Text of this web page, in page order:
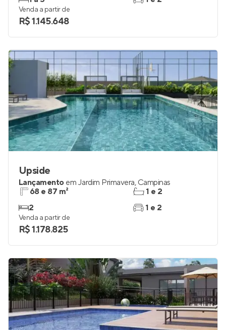
Venda a partir de
R$ 1.145.648
Upside
Lançamento em Jardim Primavera, Campinas
68 e 87 m²
2
1 e 2
1 e 2
Venda a partir de
R$ 1.178.825